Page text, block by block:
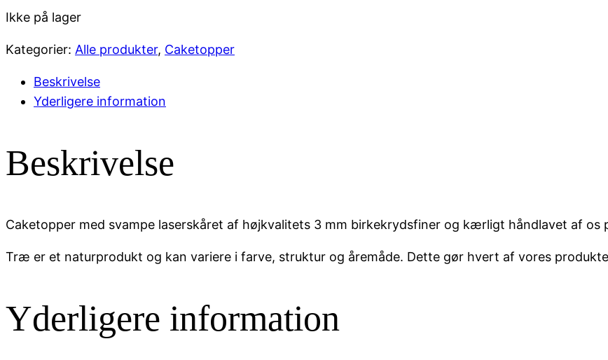
Ikke på lager
Kategorier: Alle produkter, Caketopper
Beskrivelse
Yderligere information
Beskrivelse
Caketopper med svampe laserskåret af højkvalitets 3 mm birkekrydsfiner og kærligt håndlavet af os
Træ er et naturprodukt og kan variere i farve, struktur og åremåde. Dette gør hvert af vores
Yderligere information